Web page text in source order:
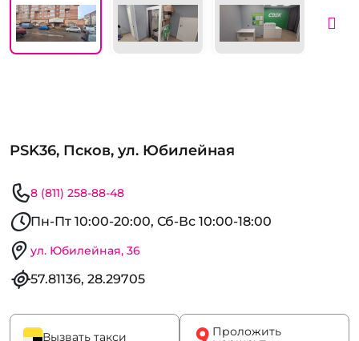
PSK36, Псков, ул. Юбилейная
8 (811) 258-88-48
Пн-Пт 10:00-20:00, Сб-Вс 10:00-18:00
ул. Юбилейная, 36
57.81136, 28.29705
Вызвать такси Проложить